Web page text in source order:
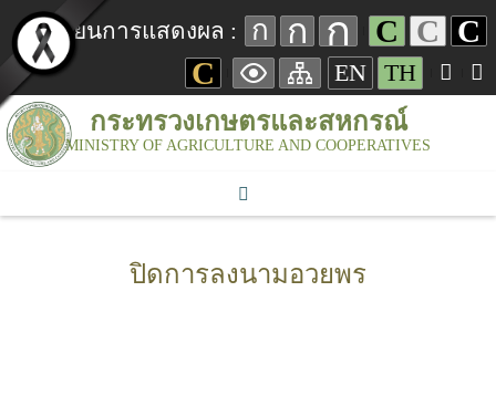
เปลี่ยนการแสดงผล : ก ก ก C C C
C
EN TH
กระทรวงเกษตรและสหกรณ์
MINISTRY OF AGRICULTURE AND COOPERATIVES
ปิดการลงนามอวยพร